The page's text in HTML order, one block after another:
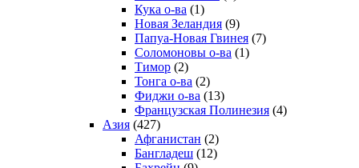
Кука о-ва (1)
Новая Зеландия (9)
Папуа-Новая Гвинея (7)
Соломоновы о-ва (1)
Тимор (2)
Тонга о-ва (2)
Фиджи о-ва (13)
Французская Полинезия (4)
Азия (427)
Афганистан (2)
Бангладеш (12)